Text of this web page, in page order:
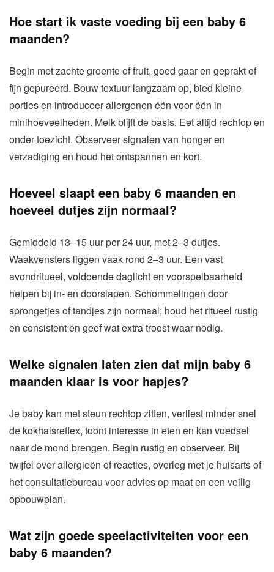
Hoe start ik vaste voeding bij een baby 6
maanden?
Begin met zachte groente of fruit, goed gaar en geprakt of
fijn gepureerd. Bouw textuur langzaam op, bied kleine
porties en introduceer allergenen één voor één in
minihoeveelheden. Melk blijft de basis. Eet altijd rechtop en
onder toezicht. Observeer signalen van honger en
verzadiging en houd het ontspannen en kort.
Hoeveel slaapt een baby 6 maanden en
hoeveel dutjes zijn normaal?
Gemiddeld 13–15 uur per 24 uur, met 2–3 dutjes.
Waakvensters liggen vaak rond 2–3 uur. Een vast
avondritueel, voldoende daglicht en voorspelbaarheid
helpen bij in- en doorslapen. Schommelingen door
sprongetjes of tandjes zijn normaal; houd het ritueel rustig
en consistent en geef wat extra troost waar nodig.
Welke signalen laten zien dat mijn baby 6
maanden klaar is voor hapjes?
Je baby kan met steun rechtop zitten, verliest minder snel
de kokhalsreflex, toont interesse in eten en kan voedsel
naar de mond brengen. Begin rustig en observeer. Bij
twijfel over allergieën of reacties, overleg met je huisarts of
het consultatiebureau voor advies op maat en een veilig
opbouwplan.
Wat zijn goede speelactiviteiten voor een
baby 6 maanden?